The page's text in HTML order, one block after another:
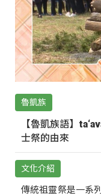
魯凱族
【魯凱族語】
士祭的由來
文化介紹
傳統祖靈祭是一系